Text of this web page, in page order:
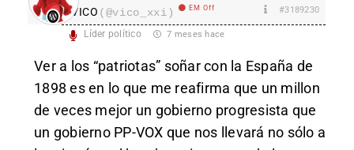
VICO (@vico_xxi) EM Off #3189230
Líder político 7 meses hace
Ver a los “patriotas” soñar con la España de
1898 es en lo que me reafirma que un millon
de veces mejor un gobierno progresista que
un gobierno PP-VOX que nos llevará no sólo a